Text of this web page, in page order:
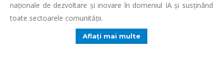
naționale de dezvoltare și inovare în domeniul IA și susținând
toate sectoarele comunității.
Aflați mai multe